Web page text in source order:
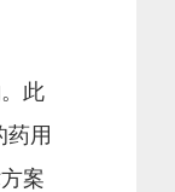
此
药用
案